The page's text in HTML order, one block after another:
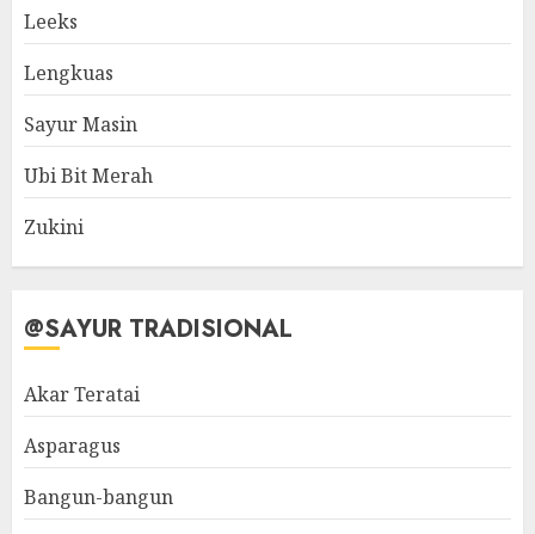
Leeks
Lengkuas
Sayur Masin
Ubi Bit Merah
Zukini
@SAYUR TRADISIONAL
Akar Teratai
Asparagus
Bangun-bangun